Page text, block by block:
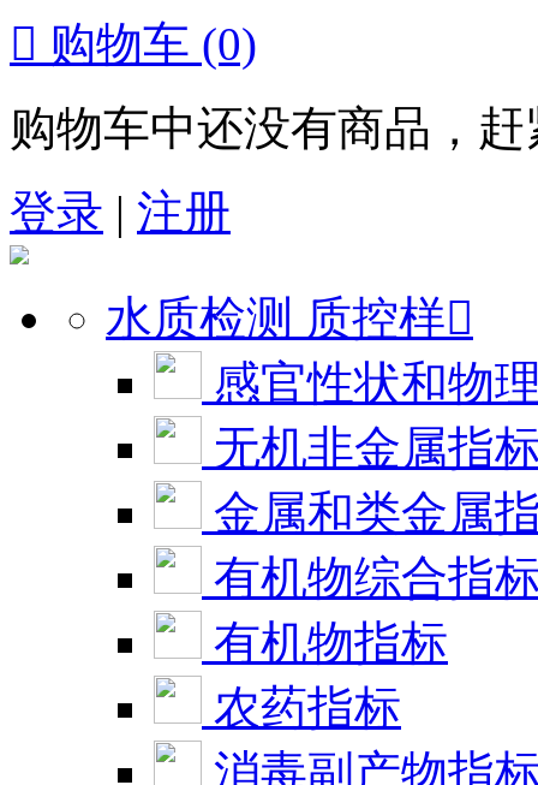
 购物车 (0)
购物车中还没有商品，
登录 | 注册
水质检测 质控样
感官性状和物
无机非金属指
金属和类金属
有机物综合指
有机物指标
农药指标
消毒副产物指